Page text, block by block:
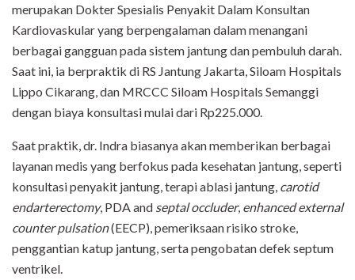
merupakan Dokter Spesialis Penyakit Dalam Konsultan
Kardiovaskular yang berpengalaman dalam menangani
berbagai gangguan pada sistem jantung dan pembuluh darah.
Saat ini, ia berpraktik di RS Jantung Jakarta, Siloam Hospitals
Lippo Cikarang, dan MRCCC Siloam Hospitals Semanggi
dengan biaya konsultasi mulai dari Rp225.000.
Saat praktik, dr. Indra biasanya akan memberikan berbagai
layanan medis yang berfokus pada kesehatan jantung, seperti
konsultasi penyakit jantung, terapi ablasi jantung, carotid
endarterectomy, PDA and septal occluder, enhanced external
counter pulsation(EECP), pemeriksaan risiko stroke,
penggantian katup jantung, serta pengobatan defek septum
ventrikel.